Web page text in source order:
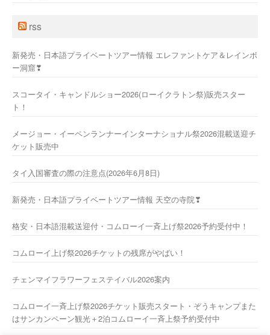
rss
新発売・日本語プライベートツアー情報 エレファントケア＆レインボ
ー洞窟❣
スコータイ・キャンドルショー2026(ローイクラトン祭)販売スター
ト！
メージョー・イーペンランナーインターナショナル祭2026混載送迎チ
ケット販売中
タイ入国審査の際の注意点(2026年6月8日)
新発売・日本語プライベートツアー情報 天空の寺院❣
格安・日本語混載送迎付・コムローイ一斉上げ祭2026予約受付中！
コムローイ上げ祭2026チケットの残席がやばい！
チェンマイフラワーフェステイバル2026案内
コムローイ一斉上げ祭2026チケット販売スタート・ぞうキャンプまた
はサンカンペーン観光＋2泊コムローイ一斉上祭予約受付中